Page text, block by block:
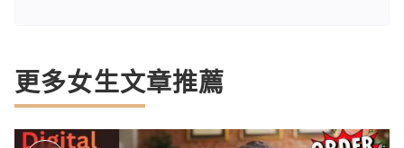
更多女生文章推薦